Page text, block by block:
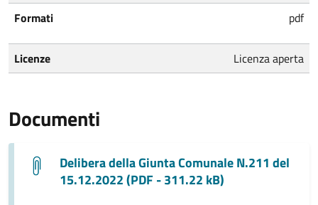
Formati
pdf
Licenze Licenza aperta
Documenti
Delibera della Giunta Comunale N.211 del
15.12.2022 (PDF - 311.22 kB)